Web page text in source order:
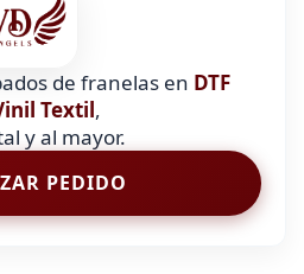
de franelas en DTF
Textil,
y al mayor.
PEDIDO